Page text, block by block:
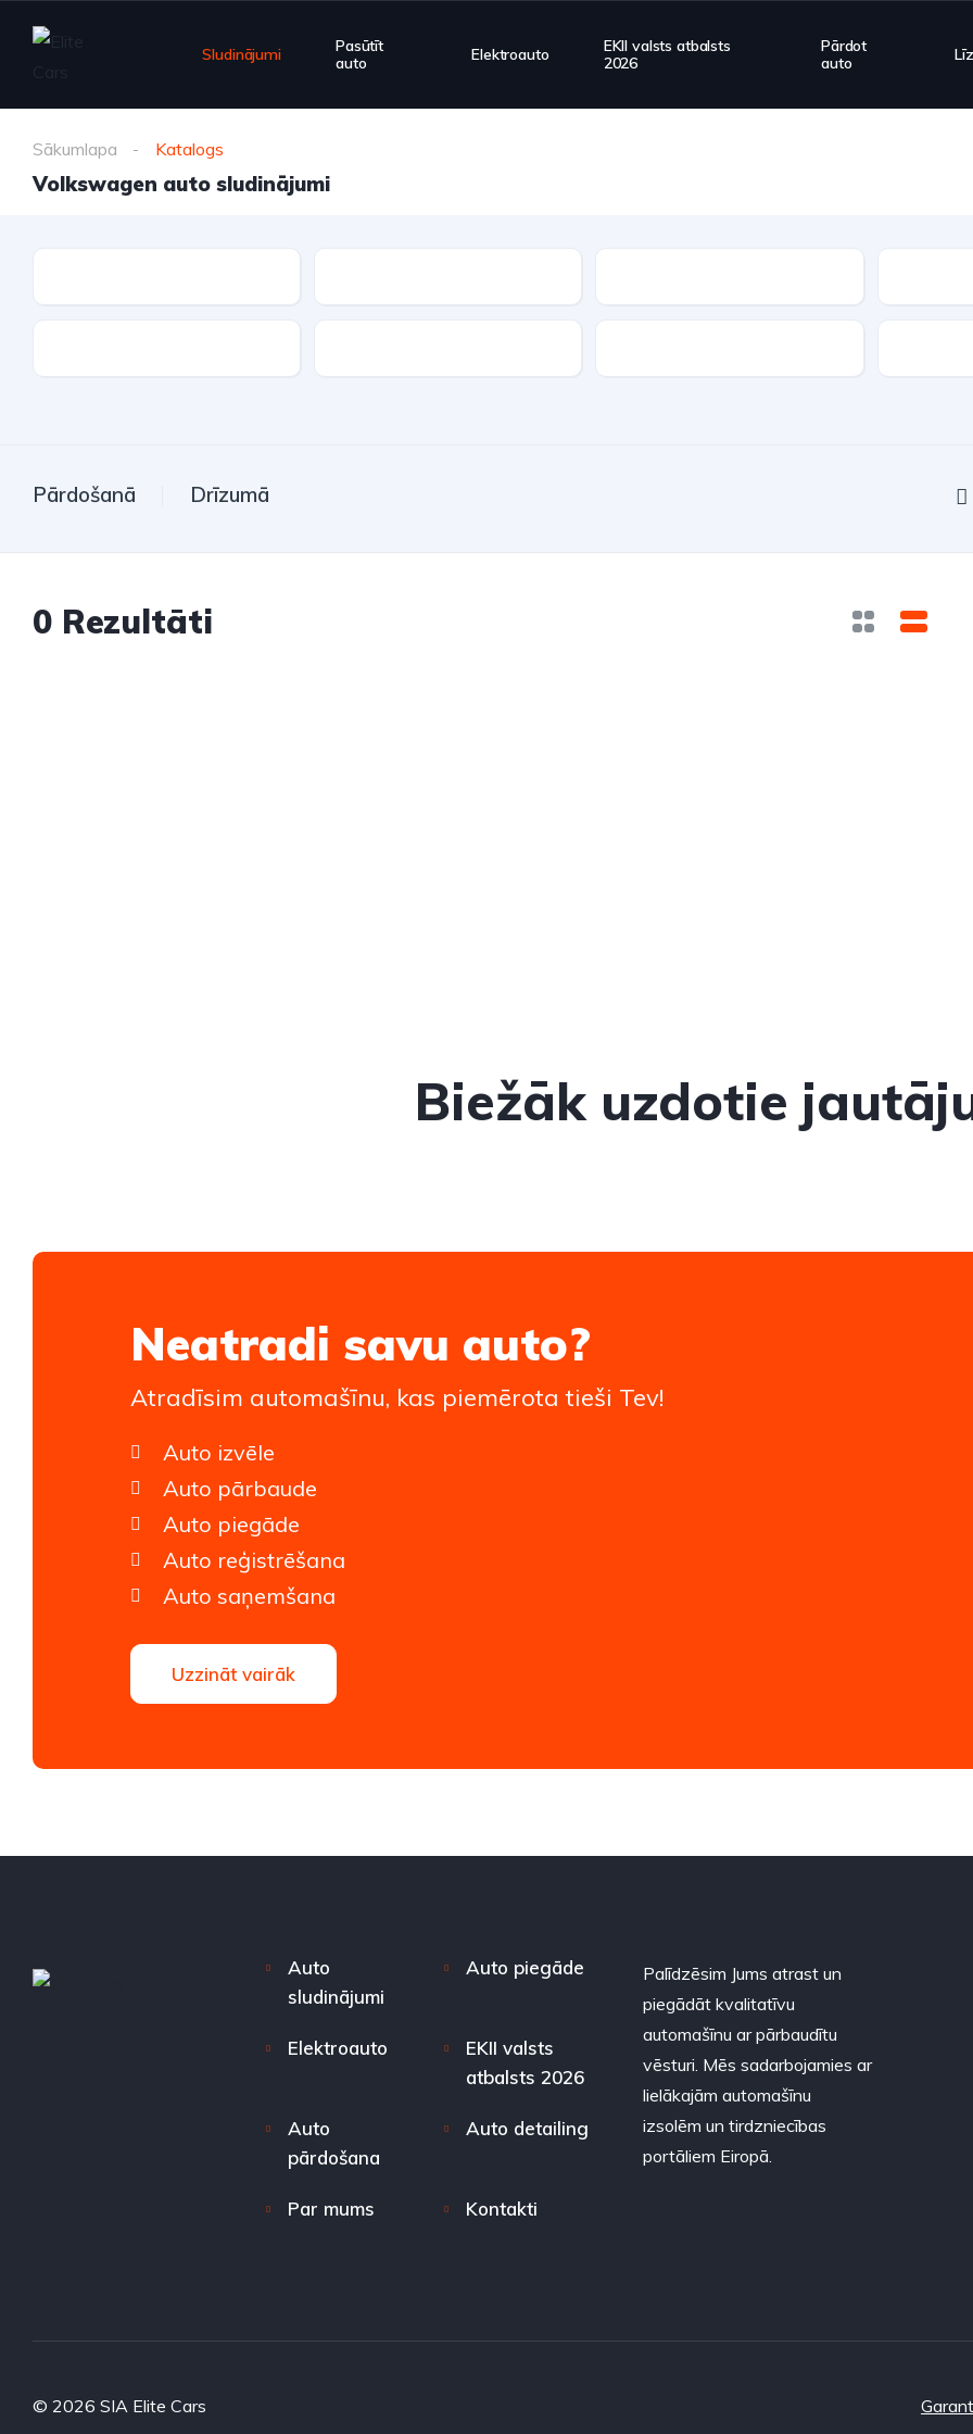
Sludinājumi
Pasūtīt
auto
Elektroauto
EKII valsts atbalsts
2026
Pārdot
auto
Sākumlapa Katalogs
Volkswagen auto sludinājumi
Pārdošanā Drīzumā
0 Rezultāti
Biežāk uzdotie
Neatradi savu auto?
Atradīsim automašīnu, kas piemērota tieši Tev!
Auto izvēle
Auto pārbaude
Auto piegāde
Auto reģistrēšana
Auto saņemšana
Uzzināt vairāk
Auto
sludinājumi
Auto piegāde
Elektroauto
EKII valsts
atbalsts 2026
Auto
pārdošana
Auto detailing
Par mums Kontakti
Palīdzēsim Jums atrast un
piegādāt kvalitatīvu
automašīnu ar pārbaudītu
vēsturi. Mēs sadarbojamies ar
lielākajām automašīnu
izsolēm un tirdzniecības
portāliem Eiropā.
© 2026 SIA Elite Cars